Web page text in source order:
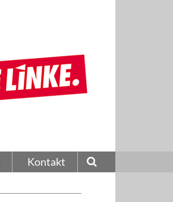
Kontakt